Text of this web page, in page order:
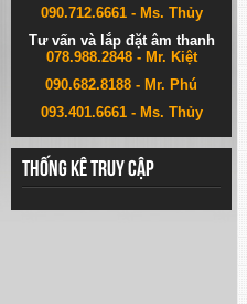
090.712.6661 - Ms. Thủy
Tư vấn và lắp đặt âm thanh
078.988.2848 - Mr. Kiệt
090.682.8188 - Mr. Phú
093.401.6661 - Ms. Thủy
Thống kê truy cập